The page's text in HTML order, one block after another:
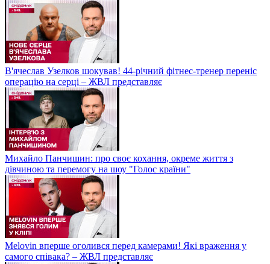
В'ячеслав Узелков шокував! 44-річний фітнес-тренер переніс
операцію на серці – ЖВЛ представляє
Михайло Панчишин: про своє кохання, окреме життя з
дівчиною та перемогу на шоу "Голос країни"
Melovin вперше оголився перед камерами! Які враження у
самого співака? – ЖВЛ представляє